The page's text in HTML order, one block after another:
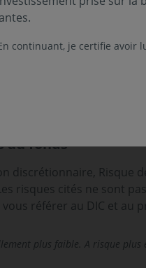
fonds est active et
de valeurs
En premier lieu, la
sociétés potentiellement
dans la transition
des émissions, soit par
dans une
au fonds
discrétionnaire, Risque
risques cités ne sont
référer au DIC et au
plus faible. A risque plus
continuant, je certifie avoir